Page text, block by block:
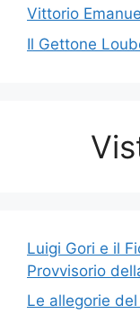
Vittorio
Il Gettone
Luigi Gori e il
Provvisorio
Le allegorie